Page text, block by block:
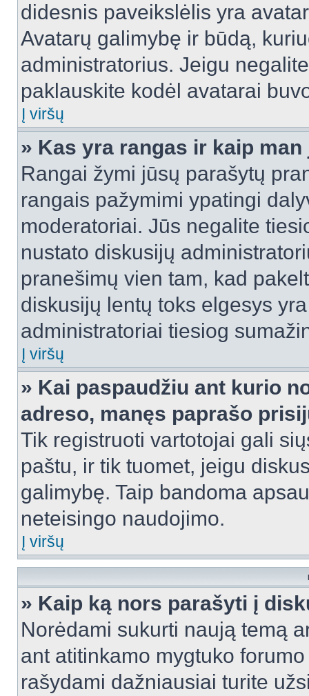
didesnis paveikslėlis yra
Avatarų galimybę ir būdą,
administratorius. Jeigu
paklauskite kodėl avatarai
Į viršų
» Kas yra rangas ir kaip
Rangai žymi jūsų parašytų
rangais pažymimi ypatingi
moderatoriai. Jūs negalite
nustato diskusijų
pranešimų vien tam, kad
diskusijų lentų toks elgesys
administratoriai tiesiog
Į viršų
» Kai paspaudžiu ant kurio
adreso, manęs paprašo
Tik registruoti vartotojai gali
paštu, ir tik tuomet, jeigu
galimybę. Taip bandoma
neteisingo naudojimo.
Į viršų
» Kaip ką nors parašyti į
Norėdami sukurti naują temą
ant atitinkamo mygtuko
rašydami dažniausiai turite